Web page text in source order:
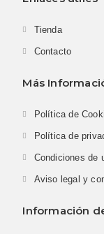
Tienda
Contacto
Más
Política de
Política de
Condiciones de
Aviso legal y
Información